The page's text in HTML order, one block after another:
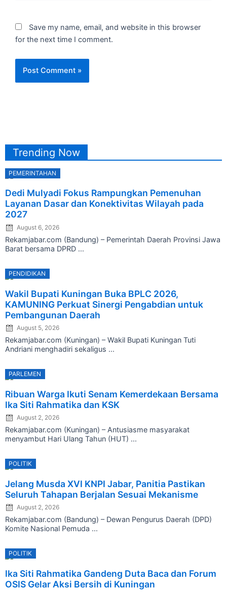
Save my name, email, and website in this browser
for the next time I comment.
Trending Now
PEMERINTAHAN
Dedi Mulyadi Fokus Rampungkan Pemenuhan
Layanan Dasar dan Konektivitas Wilayah pada
2027
on
August 6, 2026
Rekamjabar.com (Bandung) – Pemerintah Daerah Provinsi Jawa
Barat bersama DPRD ...
PENDIDIKAN
Wakil Bupati Kuningan Buka BPLC 2026,
KAMUNING Perkuat Sinergi Pengabdian untuk
Pembangunan Daerah
on
August 5, 2026
Rekamjabar.com (Kuningan) – Wakil Bupati Kuningan Tuti
Andriani menghadiri sekaligus ...
PARLEMEN
Ribuan Warga Ikuti Senam Kemerdekaan Bersama
Ika Siti Rahmatika dan KSK
on
August 2, 2026
Rekamjabar.com (Kuningan) – Antusiasme masyarakat
menyambut Hari Ulang Tahun (HUT) ...
POLITIK
Jelang Musda XVI KNPI Jabar, Panitia Pastikan
Seluruh Tahapan Berjalan Sesuai Mekanisme
on
August 2, 2026
Rekamjabar.com (Bandung) – Dewan Pengurus Daerah (DPD)
Komite Nasional Pemuda ...
POLITIK
Ika Siti Rahmatika Gandeng Duta Baca dan Forum
OSIS Gelar Aksi Bersih di Kuningan
on